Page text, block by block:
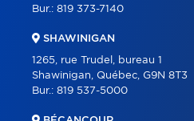
Bur.: 819 373-7140
SHAWINIGAN
1265, rue Trudel, bureau 1
Shawinigan, Québec, G9N 8T3
Bur.: 819 537-5000